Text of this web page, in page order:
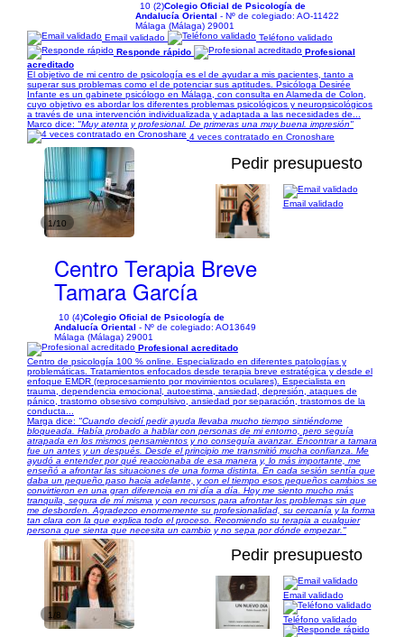
10 (2)Colegio Oficial de Psicología de
Andalucía Oriental - Nº de colegiado: AO-11422
Málaga (Málaga) 29001
Email validado
Teléfono validado
Responde rápido
Profesional
acreditado
El objetivo de mi centro de psicología es el de ayudar a mis pacientes, tanto a
superar sus problemas como el de potenciar sus aptitudes. Psicóloga Desirée
Infante es un gabinete psicólogo en Málaga, con consulta en Alameda de Colon,
cuyo objetivo es abordar los diferentes problemas psicológicos y neuropsicológicos
a través de una intervención individualizada y adaptada a las necesidades de...
Marco dice: "Muy atenta y profesional. De primeras una muy buena impresión"
4 veces contratado en Cronoshare
1/10
Pedir presupuesto
Centro Terapia Breve
Tamara García
10 (4)Colegio Oficial de Psicología de
Andalucía Oriental - Nº de colegiado: AO13649
Málaga (Málaga) 29001
Email validado
Profesional acreditado
Centro de psicología 100 % online. Especializado en diferentes patologías y
problemáticas. Tratamientos enfocados desde terapia breve estratégica y desde el
enfoque EMDR (reprocesamiento por movimientos oculares). Especialista en
trauma, dependencia emocional, autoestima, ansiedad, depresión, ataques de
pánico, trastorno obsesivo compulsivo, ansiedad por separación, trastornos de la
conducta...
Marga dice: "Cuando decidí pedir ayuda llevaba mucho tiempo sintiéndome
bloqueada. Había probado a hablar con personas de mi entorno, pero seguía
atrapada en los mismos pensamientos y no conseguía avanzar. Encontrar a tamara
fue un antes y un después. Desde el principio me transmitió mucha confianza. Me
ayudó a entender por qué reaccionaba de esa manera y, lo más importante, me
enseñó a afrontar las situaciones de una forma distinta. En cada sesión sentía que
daba un pequeño paso hacia adelante, y con el tiempo esos pequeños cambios se
convirtieron en una gran diferencia en mi día a día. Hoy me siento mucho más
tranquila, segura de mí misma y con recursos para afrontar los problemas sin que
me desborden. Agradezco enormemente su profesionalidad, su cercanía y la forma
tan clara con la que explica todo el proceso. Recomiendo su terapia a cualquier
persona que sienta que necesita un cambio y no sepa por dónde empezar."
1/8
Pedir presupuesto
Email validado
Teléfono validado